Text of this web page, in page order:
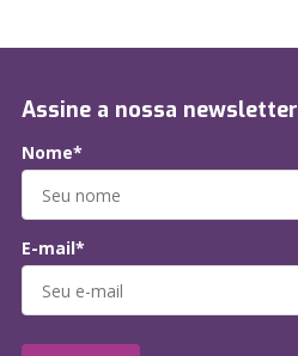
Assine a nossa newsletter
Nome*
E-mail*